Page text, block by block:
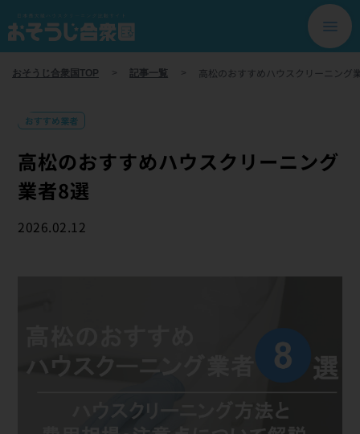
おそうじ合衆国TOP > 記事一覧 > 高松のおすすめハウスクリーニング
おすすめ業者
高松のおすすめハウスクリーニング
業者8選
2026.02.12